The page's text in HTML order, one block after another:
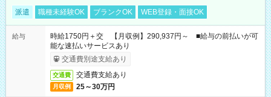
派遣 職種未経験OK ブランクOK WEB登録・面接OK
給与
時給1750円＋交 【月収例】290,937円～ ■給与の前払いが可
能な速払いサービスあり
交通費別途支給あり
交通費 交通費支給あり
月収例 25～30万円